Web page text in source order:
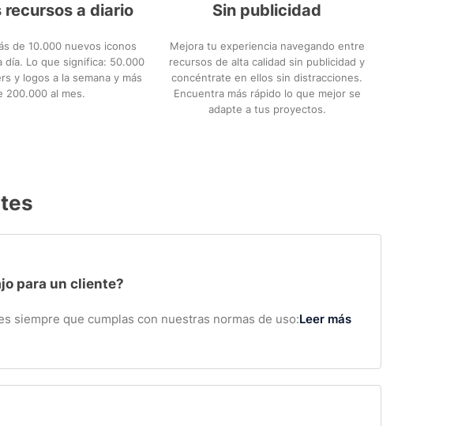
recursos a diario
de 10.000 nuevos iconos
día. Lo que significa: 50.000
y logos a la semana y más
200.000 al mes.
Sin publicidad
Mejora tu experiencia navegando entre
recursos de alta calidad sin publicidad y
concéntrate en ellos sin distracciones.
Encuentra más rápido lo que mejor se
adapte a tus proyectos.
para un cliente?
siempre que cumplas con nuestras normas de uso:Leer más